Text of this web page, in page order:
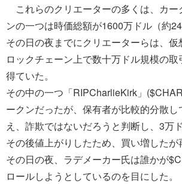
これらのクリエーターの多くは、カー
ンの一つは時価総額が1600万ドル（約24
その日の夜までにクリエーターらは、
ロックチェーン上で数十万ドル規模の
得ていた。
その中の一つ「RIPCharlieKirk」
ークンだったが、保有者が比較的分散し
え、詐欺ではないだろうと判断し、3万
その後値上がりしたため、買い増したが
その日の夜、ラデメーカー氏は誰かが
ロールしようとしているのを目にした。